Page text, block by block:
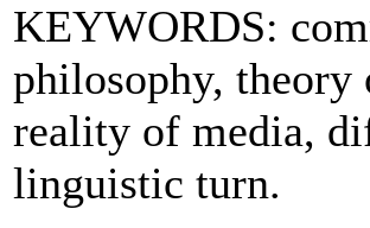
KEYWORDS:
philosophy,
reality of media,
linguistic turn.